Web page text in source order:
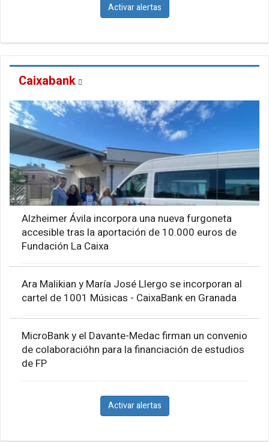
Activar alertas
Caixabank
Alzheimer Ávila incorpora una nueva furgoneta
accesible tras la aportación de 10.000 euros de
Fundación La Caixa
Ara Malikian y María José Llergo se incorporan al
cartel de 1001 Músicas - CaixaBank en Granada
MicroBank y el Davante-Medac firman un convenio
de colaboracióhn para la financiación de estudios
de FP
Activar alertas